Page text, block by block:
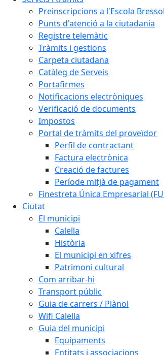
Preinscripcions a l'Escola
Punts d'atenció a la ciutadania
Registre telemàtic
Tràmits i gestions
Carpeta ciutadana
Catàleg de Serveis
Portafirmes
Notificacions electròniques
Verificació de documents
Impostos
Portal de tràmits del proveïdor
Perfil de contractant
Factura electrònica
Creació de factures
Període mitjà de pagament
Finestreta Única Empresarial
Ciutat
El municipi
Calella
Història
El municipi en xifres
Patrimoni cultural
Com arribar-hi
Transport públic
Guia de carrers / Plànol
Wifi Calella
Guia del municipi
Equipaments
Entitats i associacions